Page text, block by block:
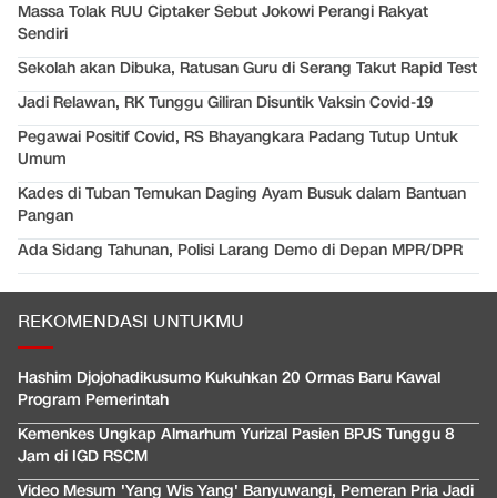
Massa Tolak RUU Ciptaker Sebut Jokowi Perangi Rakyat
Sendiri
Sekolah akan Dibuka, Ratusan Guru di Serang Takut Rapid Test
Jadi Relawan, RK Tunggu Giliran Disuntik Vaksin Covid-19
Pegawai Positif Covid, RS Bhayangkara Padang Tutup Untuk
Umum
Kades di Tuban Temukan Daging Ayam Busuk dalam Bantuan
Pangan
Ada Sidang Tahunan, Polisi Larang Demo di Depan MPR/DPR
REKOMENDASI UNTUKMU
Hashim Djojohadikusumo Kukuhkan 20 Ormas Baru Kawal
Program Pemerintah
Kemenkes Ungkap Almarhum Yurizal Pasien BPJS Tunggu 8
Jam di IGD RSCM
Video Mesum 'Yang Wis Yang' Banyuwangi, Pemeran Pria Jadi